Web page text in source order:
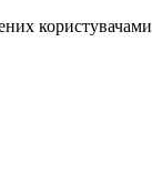
користувачами